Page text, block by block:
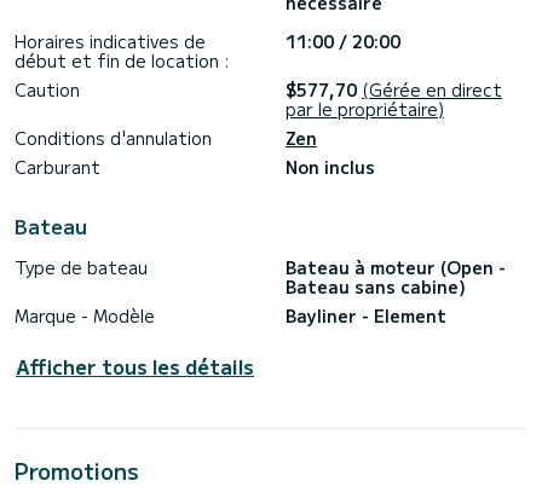
En naviguant sur la côte ouest d’Ibiza, vous découvrirez
certains des endroits les plus spectaculaires et variés de
l’île. Un itinéraire idéal pour la baignade, le snorkeling et la
• Plage de Bassa
• Plage de Conta
• Zones de snorkeling
• Grottes marines
• Criques accessibles uniquement en bateau
La côte nord d’Ibiza est plus escarpée et moins urbanisée.
impressionnantes depuis la mer.
• Punta Galera
Horaires indicatives de
début et fin de location :
11:00 / 20:00
Caution
$577,70 (Gérée en direct
par le propriétaire)
Conditions d'annulation
Zen
Carburant
Non inclus
Bateau
Type de bateau
Bateau à moteur (Open -
Bateau sans cabine)
Marque - Modèle
Bayliner - Element
Afficher tous les détails
Promotions